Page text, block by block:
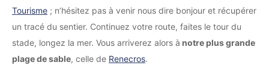
Tourisme ; n’hésitez pas à venir nous dire bonjour et récupérer
un tracé du sentier. Continuez votre route, faites le tour du
stade, longez la mer. Vous arriverez alors à notre plus grande
plage de sable, celle de Renecros.